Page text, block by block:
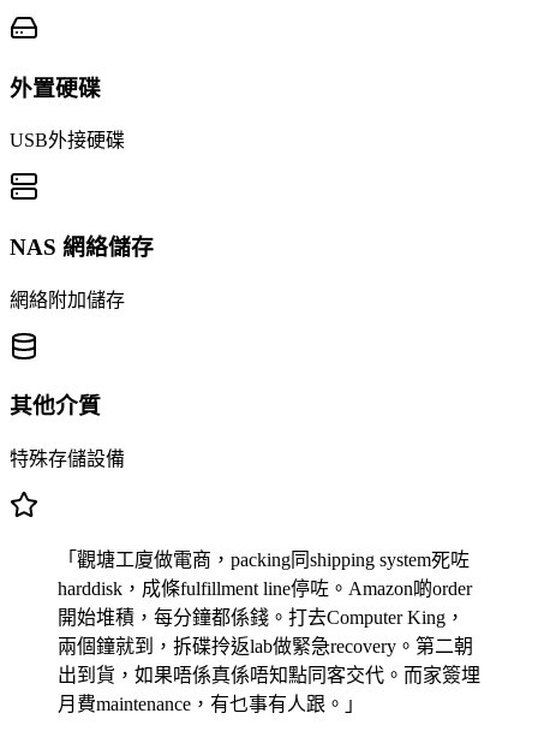
外置硬碟
USB外接硬碟
NAS 網絡儲存
網絡附加儲存
其他介質
特殊存儲設備
「觀塘工廈做電商，packing同shipping system死咗
harddisk，成條fulfillment line停咗。Amazon啲order
開始堆積，每分鐘都係錢。打去Computer King，
兩個鐘就到，拆碟拎返lab做緊急recovery。第二朝
出到貨，如果唔係真係唔知點同客交代。而家簽埋
月費maintenance，有乜事有人跟。」